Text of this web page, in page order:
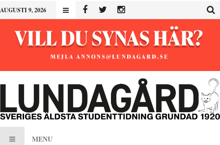
AUGUSTI 9, 2026
MENU